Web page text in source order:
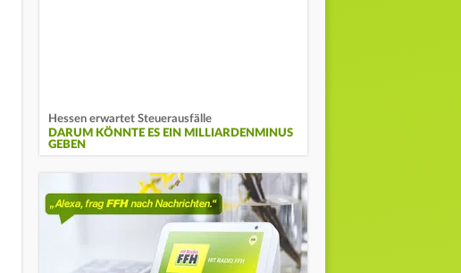
Hessen erwartet Steuerausfälle
DARUM KÖNNTE ES EIN MILLIARDENMINUS
GEBEN